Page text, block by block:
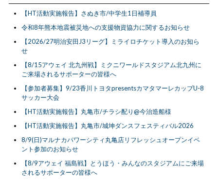
【HT活動実施報告】さぬき市/中学生1日補導員
令和8年熊本地震被災地への支援物資協力に関するお知らせ
【2026/27明治安田J3リーグ】ミライロチケット導入のお知ら
せ
【8/15アウェイ 北九州戦】ミクニワールドスタジアム北九州に
ご来場されるサポーターの皆様へ
【参加者募集】9/23香川トヨタpresentsカマタマーレカップU-8
サッカー大会
【HT活動実施報告】丸亀市/チラシ配り@今治造船様
【HT活動実施報告】丸亀市/城坤ダンスフェスティバル2026
8/9(日)マルナカパワーシティ丸亀店リフレッシュオープンイベ
ント参加のお知らせ
【8/9アウェイ 福島戦】とうほう・みんなのスタジアムにご来場
されるサポーターの皆様へ